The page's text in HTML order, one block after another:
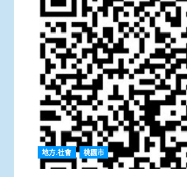
地方.社會 桃園市